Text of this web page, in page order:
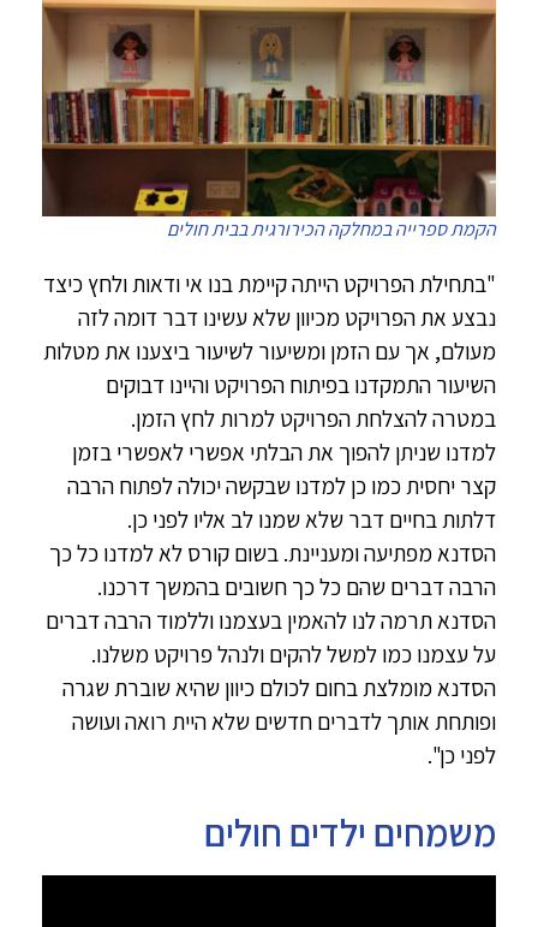
הקמת ספרייה במחלקה הכירורגית בבית חולים
"בתחילת הפרויקט הייתה קיימת בנו אי ודאות ולחץ כיצד
נבצע את הפרויקט מכיוון שלא עשינו דבר דומה לזה
מעולם, אך עם הזמן ומשיעור לשיעור ביצענו את מטלות
השיעור התמקדנו בפיתוח הפרויקט והיינו דבוקים
במטרה להצלחת הפרויקט למרות לחץ הזמן.
למדנו שניתן להפוך את הבלתי אפשרי לאפשרי בזמן
קצר יחסית כמו כן למדנו שבקשה יכולה לפתוח הרבה
דלתות בחיים דבר שלא שמנו לב אליו לפני כן.
הסדנא מפתיעה ומעניינת. בשום קורס לא למדנו כל כך
הרבה דברים שהם כל כך חשובים בהמשך דרכנו.
הסדנא תרמה לנו להאמין בעצמנו וללמוד הרבה דברים
על עצמנו כמו למשל להקים ולנהל פרויקט משלנו.
הסדנא מומלצת בחום לכולם כיוון שהיא שוברת שגרה
ופותחת אותך לדברים חדשים שלא היית רואה ועושה
לפני כן".
משמחים ילדים חולים